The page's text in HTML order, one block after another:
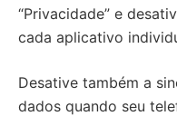
“Privacidade” e
cada aplicativo
Desative também a
dados quando seu